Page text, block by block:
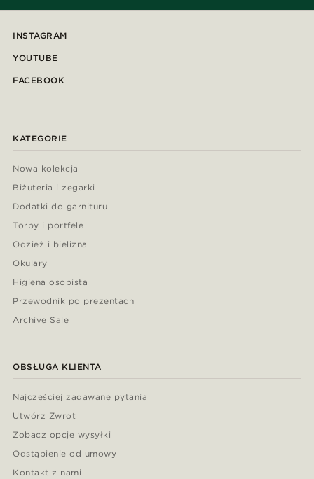
INSTAGRAM
YOUTUBE
FACEBOOK
KATEGORIE
Nowa kolekcja
Biżuteria i zegarki
Dodatki do garnituru
Torby i portfele
Odzież i bielizna
Okulary
Higiena osobista
Przewodnik po prezentach
Archive Sale
OBSŁUGA KLIENTA
Najczęściej zadawane pytania
Utwórz Zwrot
Zobacz opcje wysyłki
Odstąpienie od umowy
Kontakt z nami